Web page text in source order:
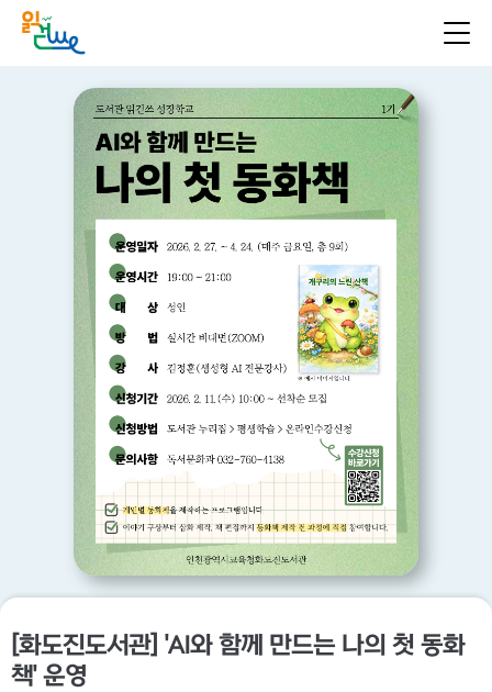
[화도진도서관] 'AI와 함께 만드는 나의 첫 동화
책' 운영